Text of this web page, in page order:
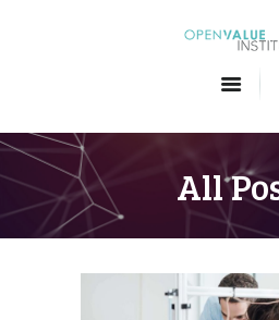
All
Openvalue
Formations en Big Data et en
ACCUEIL
LES FORMATIONS
QUI SOMMES-
CONTACT